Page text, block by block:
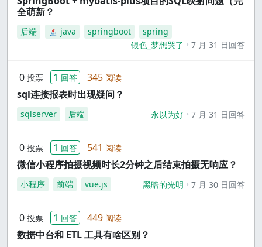
全萌新？
后端 java springboot
spring
银色_梦想哭了
7 月 31 日回答
0 投票 1 回答 345 阅读
sql连接报表时出现疑问？
sqlserver 后端 永以为好 7 月 31 日回答
0 投票 1 回答 541 阅读
微信小程序拍摄视频时长2分钟之后结束拍摄无响应？
小程序 前端 vue.js 黑暗的光明 7 月 30 日回答
0 投票 1 回答 449 阅读
数据中台和 ETL 工具有啥区别？